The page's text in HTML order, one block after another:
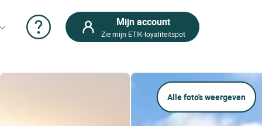
Mijn account
Zie mijn ETIK-loyaliteitspot
Alle foto's weergeven